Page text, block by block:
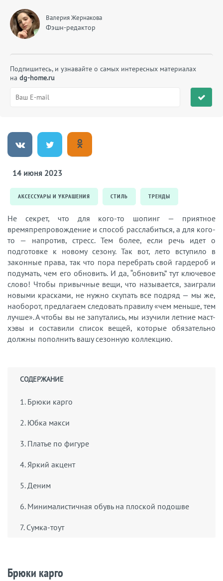
Валерия Жернакова
Фэшн-редактор
Подпишитесь, и узнавайте о самых интересных материалах
на dg-home.ru
14 июня 2023
АКСЕССУАРЫ И УКРАШЕНИЯ СТИЛЬ ТРЕНДЫ
Не секрет, что для кого-то шопинг — приятное
времяпрепровождение и способ расслабиться, а для кого-
то — напротив, стресс. Тем более, если речь идет о
подготовке к новому сезону. Так вот, лето вступило в
законные права, так что пора перебрать свой гардероб и
подумать, чем его обновить. И да, “обновить” тут ключевое
слово! Чтобы привычные вещи, что называется, заиграли
новыми красками, не нужно скупать все подряд — мы же,
наоборот, предлагаем следовать правилу «чем меньше, тем
лучше». А чтобы вы не запутались, мы изучили летние маст-
хэвы и составили список вещей, которые обязательно
должны пополнить вашу сезонную коллекцию.
СОДЕРЖАНИЕ
1. Брюки карго
2. Юбка макси
3. Платье по фигуре
4. Яркий акцент
5. Деним
6. Минималистичная обувь на плоской подошве
7. Сумка-тоут
Брюки карго